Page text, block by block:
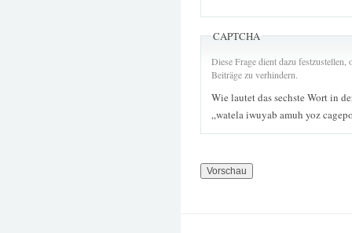
CAPTCHA
Diese Frage dient dazu
Beiträge zu verhindern.
Wie lautet das sechste Wort in
„watela iwuyab amuh yoz